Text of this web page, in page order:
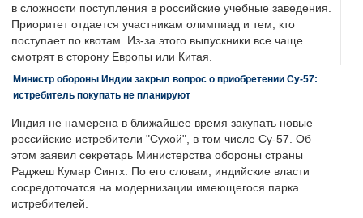
в сложности поступления в российские учебные заведения.
Приоритет отдается участникам олимпиад и тем, кто
поступает по квотам. Из-за этого выпускники все чаще
смотрят в сторону Европы или Китая.
Министр обороны Индии закрыл вопрос о приобретении Су-57:
истребитель покупать не планируют
Индия не намерена в ближайшее время закупать новые
российские истребители "Сухой", в том числе Су-57. Об
этом заявил секретарь Министерства обороны страны
Раджеш Кумар Сингх. По его словам, индийские власти
сосредоточатся на модернизации имеющегося парка
истребителей.